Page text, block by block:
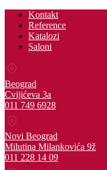
Kontakt
Reference
Katalozi
Saloni
Beograd
Cvijićeva 3a
011 749 6928
Novi Beograd
Milutina Milankovića 9ž
011 228 14 09